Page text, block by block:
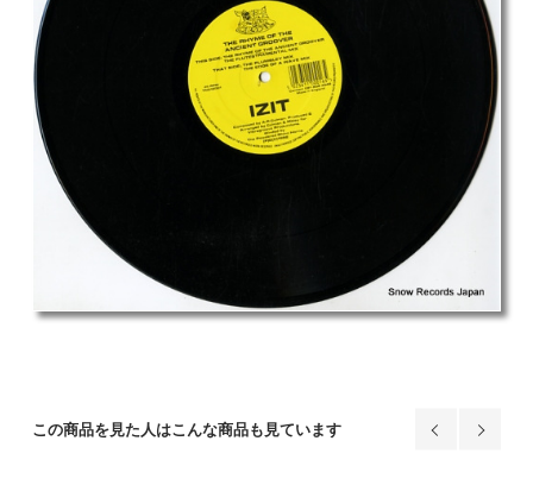
この商品を見た人はこんな商品も見ています